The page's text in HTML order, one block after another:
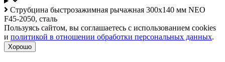
Струбцина быстрозажимная рычажная 300х140 мм NEO
F45-2050, сталь
Пользуясь сайтом, вы соглашаетесь с использованием cookies
и политикой в отношении обработки персональных данных.
Хорошо